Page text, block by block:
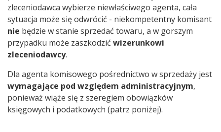
zleceniodawca wybierze niewłaściwego agenta, cała
sytuacja może się odwrócić - niekompetentny komisant
nie będzie w stanie sprzedać towaru, a w gorszym
przypadku może zaszkodzić wizerunkowi
zleceniodawcy.
Dla agenta komisowego pośrednictwo w sprzedaży jest
wymagające pod względem administracyjnym,
ponieważ wiąże się z szeregiem obowiązków
księgowych i podatkowych (patrz poniżej).